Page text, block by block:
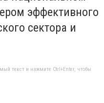
эффективного
сектора и
текст и нажмите Ctrl+Enter, чтобы